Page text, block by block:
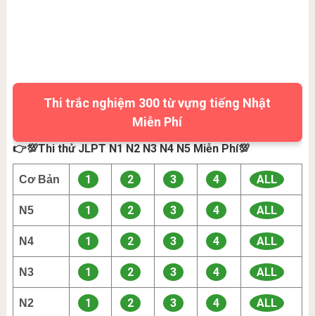
Thi trắc nghiệm 300 từ vựng tiếng Nhật
Miễn Phí
👉💯Thi thử JLPT N1 N2 N3 N4 N5 Miễn Phí💯
Cơ Bản 1 2 3 4 ALL
N5 1 2 3 4 ALL
N4 1 2 3 4 ALL
N3 1 2 3 4 ALL
N2 1 2 3 4 ALL